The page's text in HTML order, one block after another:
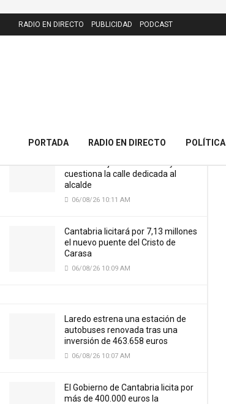
cuestiona la calle dedicada al
alcalde
06/08/26 10:11 AM
Cantabria licitará por 7,13 millones
el nuevo puente del Cristo de
Carasa
06/08/26 10:09 AM
Laredo estrena una estación de
autobuses renovada tras una
inversión de 463.658 euros
06/08/26 10:07 AM
El Gobierno de Cantabria licita por
más de 400.000 euros la
RADIO EN DIRECTO PUBLICIDAD PODCAST
PORTADA RADIO EN DIRECTO POLÍTICA